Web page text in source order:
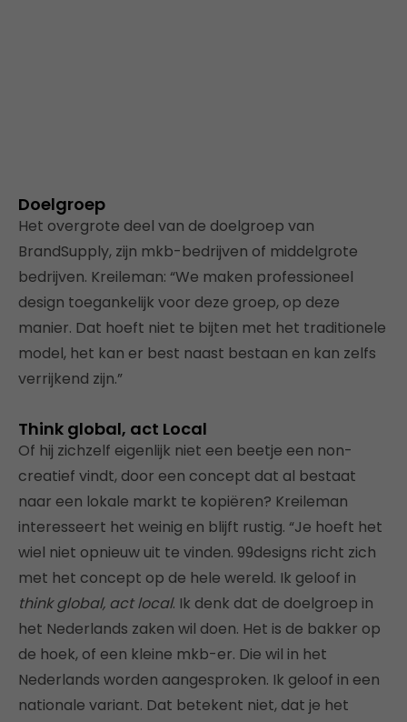
Doelgroep
Het overgrote deel van de doelgroep van
BrandSupply, zijn mkb-bedrijven of middelgrote
bedrijven. Kreileman: “We maken professioneel
design toegankelijk voor deze groep, op deze
manier. Dat hoeft niet te bijten met het traditionele
model, het kan er best naast bestaan en kan zelfs
verrijkend zijn.”
Think global, act Local
Of hij zichzelf eigenlijk niet een beetje een non-
creatief vindt, door een concept dat al bestaat
naar een lokale markt te kopiëren? Kreileman
interesseert het weinig en blijft rustig. “Je hoeft het
wiel niet opnieuw uit te vinden. 99designs richt zich
met het concept op de hele wereld. Ik geloof in
think global, act local. Ik denk dat de doelgroep in
het Nederlands zaken wil doen. Het is de bakker op
de hoek, of een kleine mkb-er. Die wil in het
Nederlands worden aangesproken. Ik geloof in een
nationale variant. Dat betekent niet, dat je het